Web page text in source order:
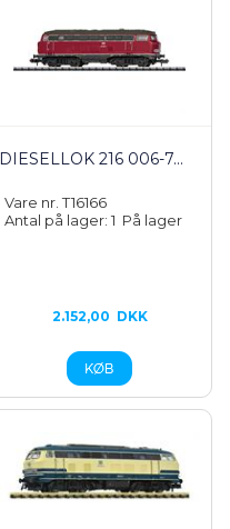
DIESELLOK 216 006-7...
Vare nr. T16166
Antal på lager: 1 På lager
2.152,00 DKK